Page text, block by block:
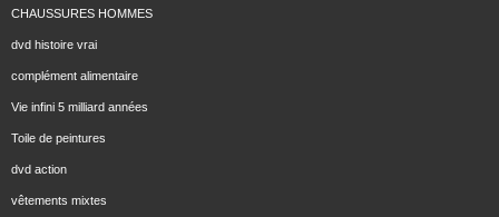
CHAUSSURES HOMMES
dvd histoire vrai
complément alimentaire
Vie infini 5 milliard années
Toile de peintures
dvd action
vêtements mixtes